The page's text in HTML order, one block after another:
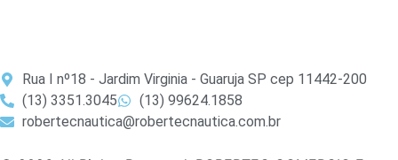
Rua I nº18 - Jardim Virginia - Guaruja SP cep 11442-200
(13) 3351.3045
(13) 99624.1858
robertecnautica@robertecnautica.com.br